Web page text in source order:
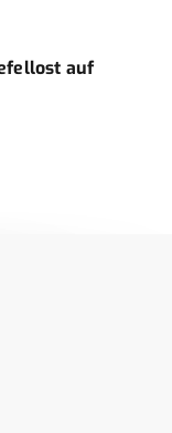
auf